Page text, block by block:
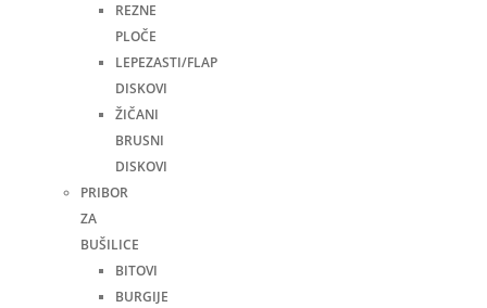
REZNE
PLOČE
LEPEZASTI/FLAP
DISKOVI
ŽIČANI
BRUSNI
DISKOVI
PRIBOR
ZA
BUŠILICE
BITOVI
BURGIJE